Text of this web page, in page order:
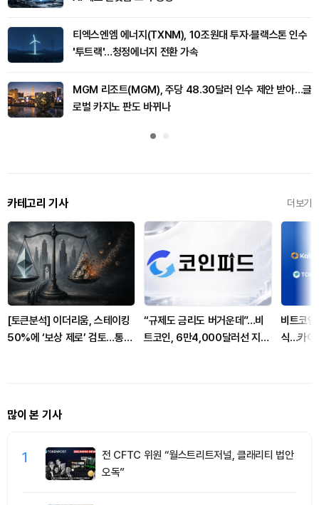
티엑스엔엠 에너지(TXNM), 10조원대 투자·블랙스톤 인수
'투트랙'…청정에너지 전환 가속
MGM 리조트(MGM), 주당 48.30달러 인수 제안 받아…글
로벌 카지노 판도 바뀌나
카테고리 기사 더보기
[토큰분석] 이더리움, 스테이킹
50%에 ‘보상 제로’ 검토…통화
“규제도 금리도 버거운데”…비
트코인, 6만4,000달러선 지켰
비트코
식…카이
많이 본 기사
1
전 CFTC 위원 “월스트리트저널, 클래리티 법안
오독”